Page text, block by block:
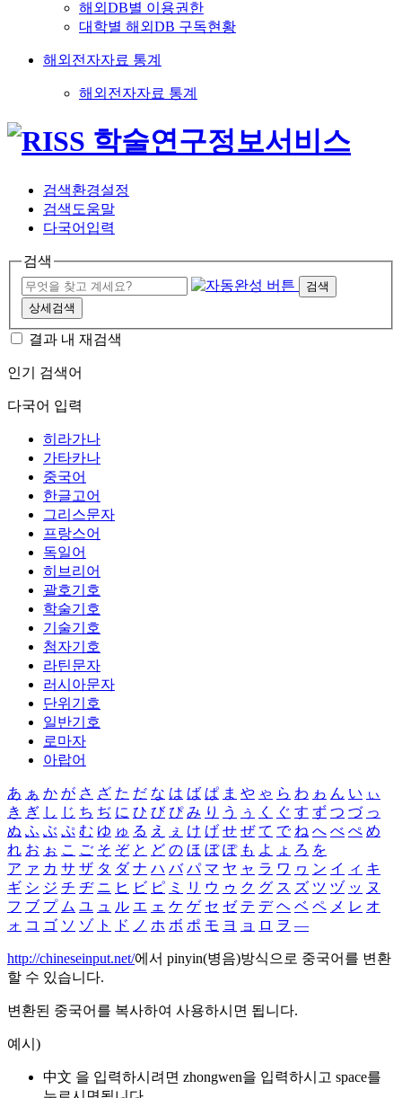
해외DB별 이용권한
대학별 해외DB 구독현황
해외전자자료 통계
해외전자자료 통계
검색환경설정
검색도움말
다국어입력
검색
검색
상세검색
결과 내 재검색
인기 검색어
다국어 입력
히라가나
가타카나
중국어
한글고어
그리스문자
프랑스어
독일어
히브리어
괄호기호
학술기호
기술기호
첨자기호
라틴문자
러시아문자
단위기호
일반기호
로마자
아랍어
あ ぁ か が さ ざ た だ な は ば ぱ ま や ゃ ら わ ゎ ん い ぃ
き ぎ し じ ち ぢ に ひ び ぴ み り う ぅ く ぐ す ず つ づ っ
ぬ ふ ぶ ぷ む ゆ ゅ る え ぇ け げ せ ぜ て で ね へ べ ぺ め
れ お ぉ こ ご そ ぞ と ど の ほ ぼ ぽ も よ ょ ろ を
ア ァ カ サ ザ タ ダ ナ ハ バ パ マ ヤ ャ ラ ワ ヮ ン イ ィ キ
ギ シ ジ チ ヂ ニ ヒ ビ ピ ミ リ ウ ゥ ク グ ス ズ ツ ヅ ッ ヌ
フ ブ プ ム ユ ュ ル エ ェ ケ ゲ セ ゼ テ デ ヘ ベ ペ メ レ オ
ォ コ ゴ ソ ゾ ト ド ノ ホ ボ ポ モ ヨ ョ ロ ヲ ―
http://chineseinput.net/에서 pinyin(병음)방식으로 중국어를 변환
할 수 있습니다.
변환된 중국어를 복사하여 사용하시면 됩니다.
예시)
中文 을 입력하시려면 zhongwen을 입력하시고 space를